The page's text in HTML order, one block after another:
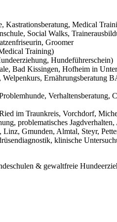
Kastrationsberatung, Medical
Social Walks,
Groomer
Training)
Hundeführerschein)
Bad Kissingen, Hofheim in
Ernährungsberatung
Verhaltensberatung,
im Traunkreis, Vorchdorf,
problematisches
Linz, Gmunden, Almtal, Steyr,
klinische
& gewaltfreie